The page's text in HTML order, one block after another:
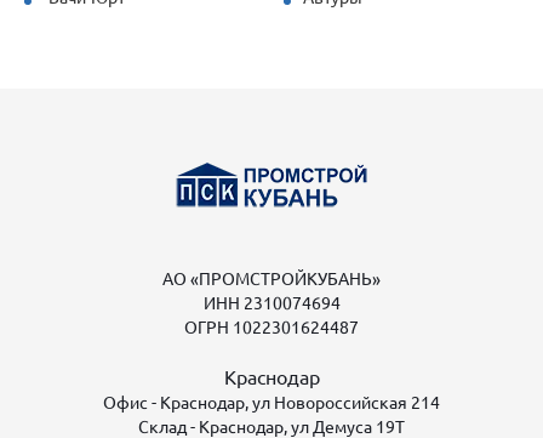
АО «ПРОМСТРОЙКУБАНЬ»
ИНН 2310074694
ОГРН 1022301624487
Краснодар
Офис - Краснодар, ул Новороссийская 214
Склад - Краснодар, ул Демуса 19Т